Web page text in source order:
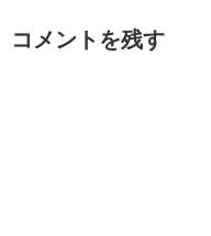
コメントを残す